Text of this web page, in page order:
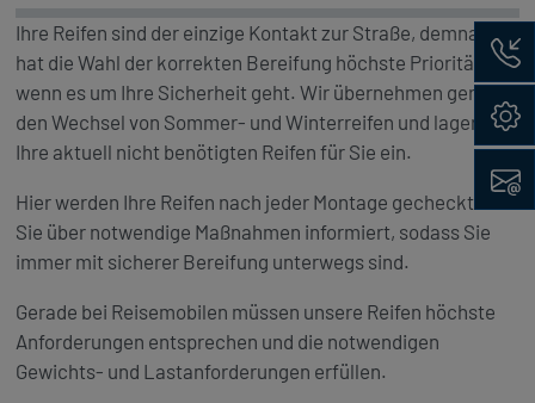
Ihre Reifen sind der einzige Kontakt zur Straße, demnach
hat die Wahl der korrekten Bereifung höchste Priorität
wenn es um Ihre Sicherheit geht. Wir übernehmen gerne
den Wechsel von Sommer- und Winterreifen und lagern
Ihre aktuell nicht benötigten Reifen für Sie ein.
Hier werden Ihre Reifen nach jeder Montage gecheckt und
Sie über notwendige Maßnahmen informiert, sodass Sie
immer mit sicherer Bereifung unterwegs sind.
Gerade bei Reisemobilen müssen unsere Reifen höchste
Anforderungen entsprechen und die notwendigen
Gewichts- und Lastanforderungen erfüllen.